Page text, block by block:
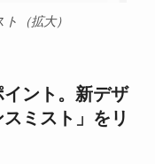
（拡大）
イント。新デザ
ミスト」をリ